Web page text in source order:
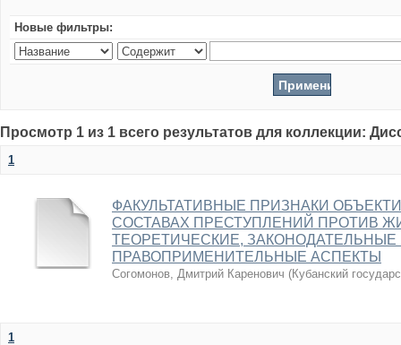
Новые фильтры:
Просмотр 1 из 1 всего результатов для коллекции:
1
ФАКУЛЬТАТИВНЫЕ ПРИЗНАКИ
СОСТАВАХ ПРЕСТУПЛЕНИЙ ПРОТИВ
ТЕОРЕТИЧЕСКИЕ, ЗАКОНОДАТЕЛЬНЫЕ
ПРАВОПРИМЕНИТЕЛЬНЫЕ АСПЕКТЫ
Согомонов, Дмитрий Каренович (Кубанский
1